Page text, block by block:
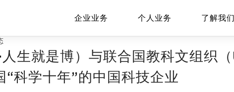
企业业务 个人业务 了解我们
人生就是博）与联合国教科文组织
“科学十年”的中国科技企业